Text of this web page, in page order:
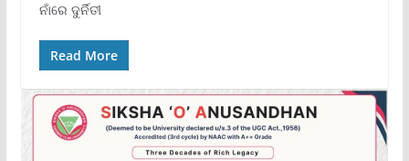
ନାଁରେ ଦୁର୍ନିତୀ
Read More